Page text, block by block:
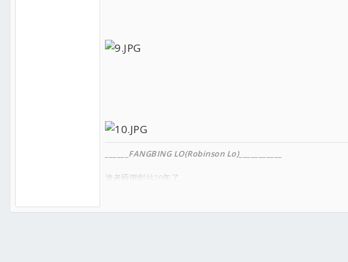
FANGBING LO(Robinson Lo)___________
滄者極限創站20年了....